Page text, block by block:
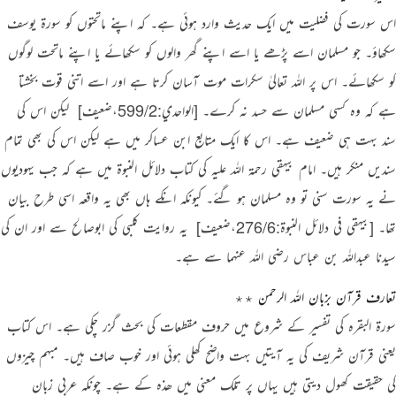
اس سورت کی فضلیت میں ایک حدیث وارد ہوئی ہے۔ کہ اپنے ماتحتوں کو سورۃ یوسف
سکھاؤ۔ جو مسلمان اسے پڑھے یا اسے اپنے گھر والوں کو سکھائے یا اپنے ماتحت لوگوں
کو سکھائے۔ اس پر اللہ تعالیٰ سکرات موت آسان کرتا ہے اور اسے اتنی قوت بخشتا
ہے کہ وہ کسی مسلمان سے حسد نہ کرے۔ [الواحدي:599/2،ضعیف]
‏ لیکن اس کی
سند بہت ہی ضعیف ہے۔ اس کا ایک متابع ابن عساکر میں ہے لیکن اس کی بھی تمام
سندیں منکر ہیں۔ امام بیہقی رحمۃ اللہ علیہ کی کتاب دلائل النبوۃ میں ہے کہ جب یہودیوں
نے یہ سورت سنی تو وہ مسلمان ہو گئے۔ کیونکہ انکے ہاں بھی یہ واقعہ اسی طرح بیان
تھا۔ [بيهقي في دلائل النبوة:276/6،ضعیف]
‏ یہ روایت کلبی کی ابوصالح سے اور ان کی
سیدنا عبداللہ بن عباس رضی اللہ عنہما سے ہے۔
تعارف قرآن بزبان اللہ الرحمن ٭٭
سورۃ البقرہ کی تفسیر کے شروع میں حروف مقطعات کی بحث گزر چکی ہے۔ اس کتاب
یعنی قرآن شریف کی یہ آیتیں بہت واضح کھلی ہوئی اور خوب صاف ہیں۔ مبہم چیزوں
کی حقیقت کھول دیتی ہیں یہاں پر تلک معنی میں ھذہ کے ہے۔ چونکہ عربی زبان